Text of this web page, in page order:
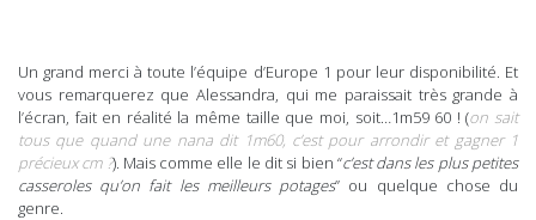
Un grand merci à toute l’équipe d’Europe 1 pour leur disponibilité. Et
vous remarquerez que Alessandra, qui me paraissait très grande à
l’écran, fait en réalité la même taille que moi, soit…1m59 60 ! (on sait
tous que quand une nana dit 1m60, c’est pour arrondir et gagner 1
précieux cm ?). Mais comme elle le dit si bien “c’est dans les plus petites
casseroles qu’on fait les meilleurs potages” ou quelque chose du
genre.